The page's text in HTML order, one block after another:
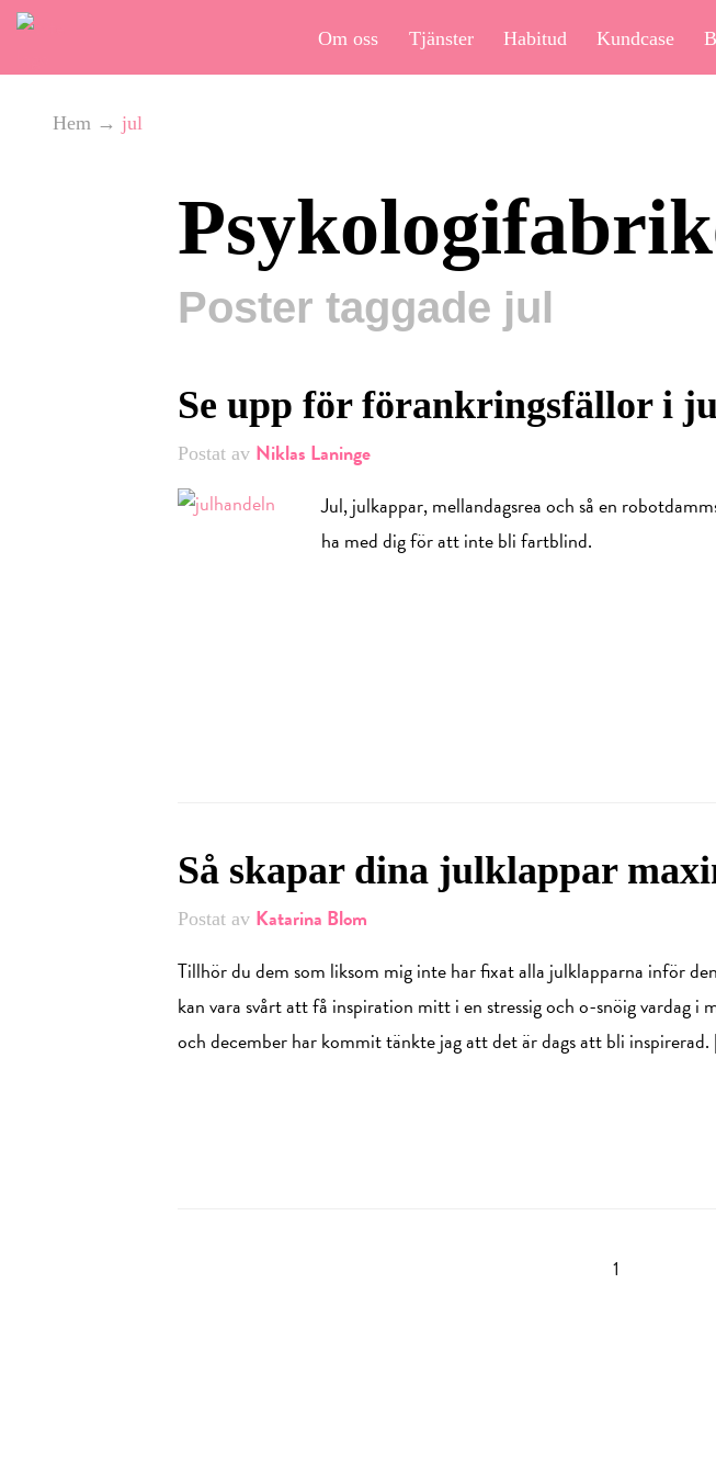
Om oss Tjänster Habitud Kundcase
Hem → jul
Poster taggade jul
Se upp för förankringsfällor i
Postat av Niklas Laninge
Jul, julkappar, mellandagsrea och så en
ha med dig för att inte bli fartblind.
Så skapar dina julklappar
Postat av Katarina Blom
Tillhör du dem som liksom mig inte har fixat alla julklapparna inför
kan vara svårt att få inspiration mitt i en stressig och o-snöig vardag i
och december har kommit tänkte jag att det är dags att bli
1